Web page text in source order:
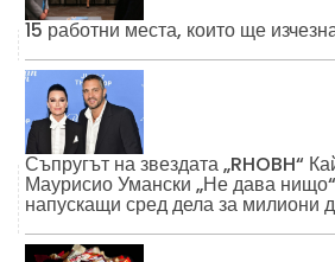
15 работни места, които ще
Съпругът на звездата „RHOBH“
Маурисио Умански „Не дава нищо“
напускащи сред дела за милиони